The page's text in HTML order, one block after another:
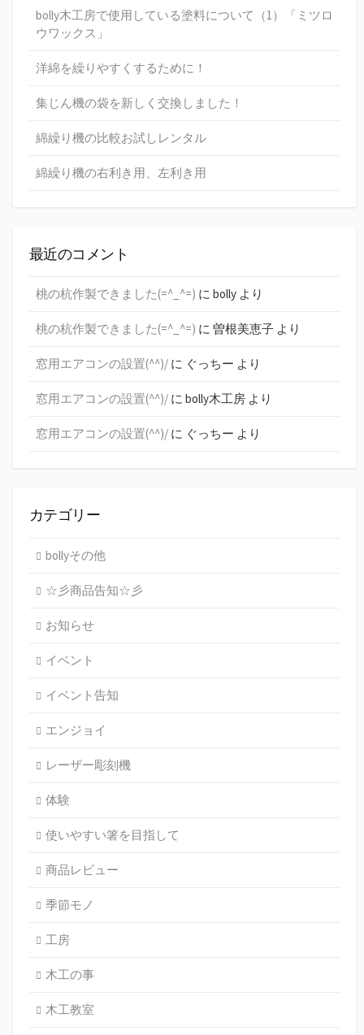
bolly木工房で使用している塗料について（1）「ミツロ
ウワックス」
洋綿を繰りやすくするために！
集じん機の袋を新しく交換しました！
綿繰り機の比較お試しレンタル
綿繰り機の右利き用、左利き用
最近のコメント
桃の杭作製できました(=^_^=) に bolly より
桃の杭作製できました(=^_^=) に 曽根美恵子 より
窓用エアコンの設置(^^)/ に ぐっちー より
窓用エアコンの設置(^^)/ に bolly木工房 より
窓用エアコンの設置(^^)/ に ぐっちー より
カテゴリー
bollyその他
☆彡商品告知☆彡
お知らせ
イベント
イベント告知
エンジョイ
レーザー彫刻機
体験
使いやすい箸を目指して
商品レビュー
季節モノ
工房
木工の事
木工教室